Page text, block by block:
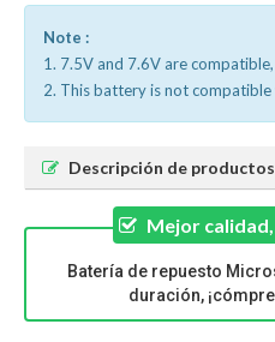
Note :
1. 7.5V and 7.6V are
2. This battery is not compatible
Descripción de productos
Mejor
Batería de repuesto
duración,